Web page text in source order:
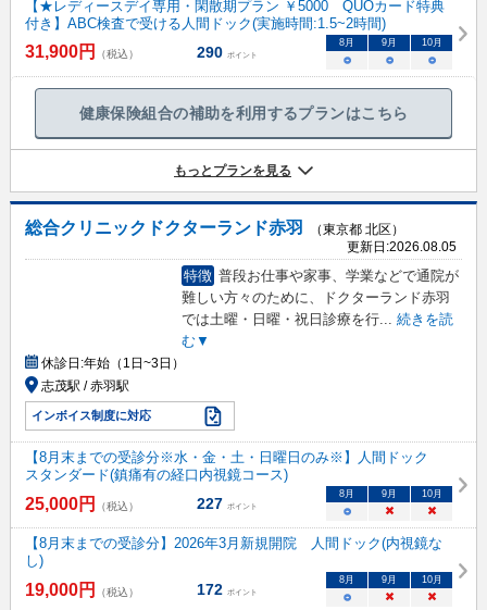
【★レディースデイ専用・閑散期プラン ￥5000 QUOカード特典
付き】ABC検査で受ける人間ドック(実施時間:1.5~2時間)
31,900円 （税込） 290 ポイント
8 月 9 月 10月
○ ○ ○
健康保険組合の補助を利用するプランはこちら
もっとプランを見る
総合クリニックドクターランド赤羽
（東京都 北区）
更新日:2026.08.05
特徴 普段お仕事や家事、学業などで通院が
難しい方々のために、ドクターランド赤羽
では土曜・日曜・祝日診療を行... 続きを読
む▼
休診日:年始（1日~3日）
志茂駅 / 赤羽駅
インボイス制度に対応
【8月末までの受診分※水・金・土・日曜日のみ※】人間ドック
スタンダード(鎮痛有の経口内視鏡コース)
25,000円 （税込） 227 ポイント
8月 9月 10月
○ × ×
【8月末までの受診分】2026年3月新規開院 人間ドック(内視鏡な
し)
19,000円 （税込） 172 ポイント
8月 9月 10月
○ × ×